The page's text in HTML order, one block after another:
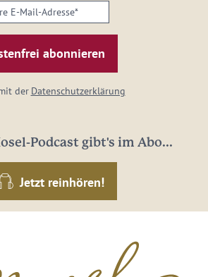
der Datenschutzerklärung
Podcast gibt's im Abo...
Jetzt reinhören!